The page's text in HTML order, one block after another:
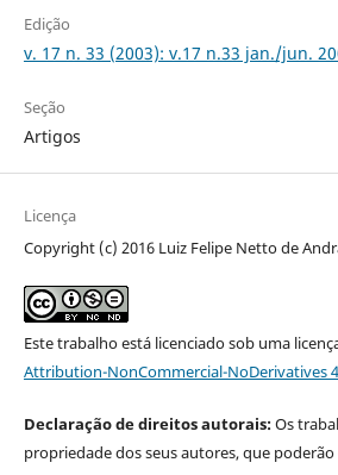
Edição
v. 17 n. 33 (2003): v.17 n.33 jan./jun.
Seção
Artigos
Licença
Copyright (c) 2016 Luiz Felipe Netto de
Este trabalho está licenciado sob uma
Attribution-NonCommercial-NoDerivatives
Declaração de direitos autorais:Os
propriedade dos seus autores, que